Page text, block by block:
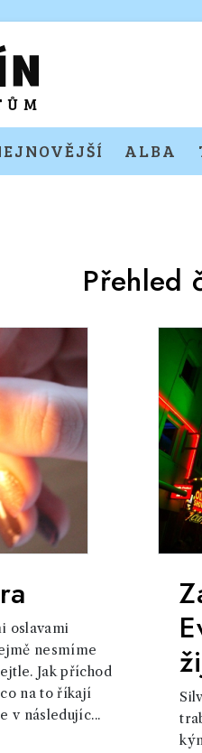
ALBA
Přehled
oslavami
nesmíme
Jak příchod
na to říkají
v následujíc...